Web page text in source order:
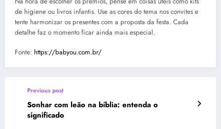
de higiene ou livros infantis. Use as cores do tema nos convites e
tente harmonizar os presentes com a proposta da festa. Cada
detalhe faz o momento ficar ainda mais especial.
Fonte: https://babyou.com.br/
Previous post
Sonhar com leão na bíblia: entenda o
significado